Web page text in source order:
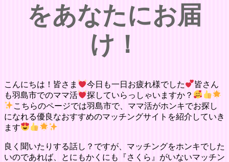
をあなたにお届
け！
こんにちは！皆さま 今日も一日お疲れ様でした
皆さん
も羽島市でのママ活
探していらっしゃいますか？
こちらのページでは羽島市で、ママ活がホンキでお探し
になれる優良なおすすめのマッチングサイトを紹介していき
ます
良く聞いたりする話し？ですが、マッチングをホンキでした
いのであれば、とにもかくにも『さくら』がいないマッチン